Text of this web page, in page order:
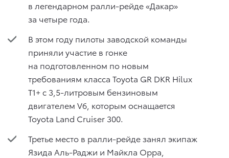
в легендарном ралли-рейде «Дакар»
за четыре года.
В этом году пилоты заводской команды
приняли участие в гонке
на подготовленном по новым
требованиям класса Toyota GR DKR Hilux
T1+ с 3,5-литровым бензиновым
двигателем V6, которым оснащается
Toyota Land Cruiser 300.
Третье место в ралли-рейде занял экипаж
Язида Аль-Раджи и Майкла Орра,